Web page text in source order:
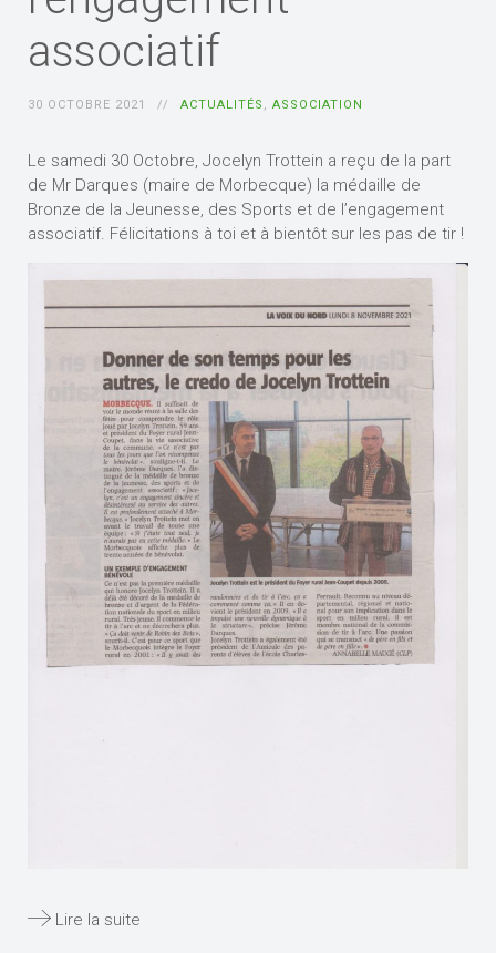
associatif
30 OCTOBRE 2021 ACTUALITÉS , ASSOCIATION
Le samedi 30 Octobre, Jocelyn Trottein a reçu de la part
de Mr Darques (maire de Morbecque) la médaille de
Bronze de la Jeunesse, des Sports et de l’engagement
associatif. Félicitations à toi et à bientôt sur les pas de tir !
Lire la suite